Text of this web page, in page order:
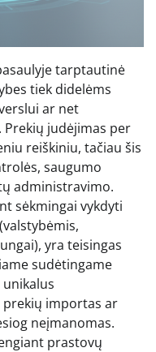
tarptautinė
tiek didelėms
ar net
Prekių judėjimas per
reiškiniu, tačiau šis
saugumo
administravimo.
sėkmingai vykdyti
yra teisingas
sudėtingame
importas ar
neįmanomas.
prastovų